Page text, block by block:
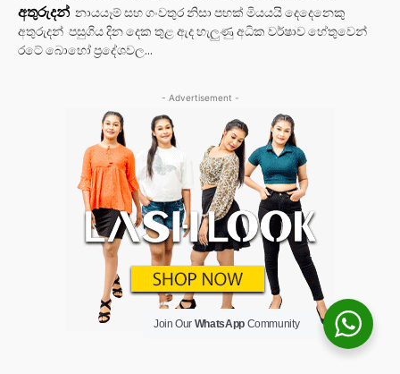
අතුරුදන් නායයෑම් සහ ගංවතුර නිසා පහක් මියයයි දෙදෙනෙකු
අතුරුදන් පසුගිය දින දෙක තුළ ඇද හැලුණු අධික වර්ෂාව හේතුවෙන්
රටේ බොහෝ ප්‍රදේශවල...
- Advertisement -
Join Our WhatsAppCommunity